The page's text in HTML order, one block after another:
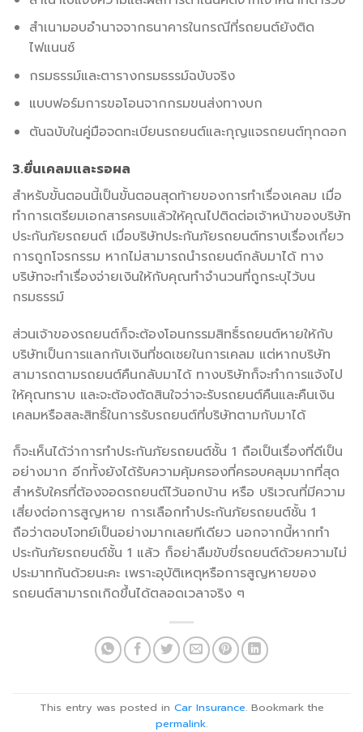
สำเนามอบอำนาจจากธนาคารในกรณีที่รถยนต์ยังติด
ไฟแนนซ์
กรมธรรม์และตารางกรมธรรม์ฉบับจริง
แบบฟอร์มการขอโอนจากกรมขนส่งทางบก
ตันฉบับในคู่มือจดทะเบียนรถยนต์และกุญแจรถยนต์ทุกดอก
3.ยื่นเคลมและรอผล
สำหรับขั้นตอนนี้เป็นขั้นตอนสุดท้ายของการทำเรื่องเคลม เมื่อ
ทำการเตรียมเอกสารครบแล้วให้คุณไปติดต่อเจ้าหน้าของบริษัท
ประกันภัยรถยนต์ เมื่อบริษัทประกันภัยรถยนต์ทราบเรื่องเกี่ยว
การถูกโจรกรรม หากไม่สามารถนำรถยนต์กลับมาได้ ทาง
บริษัทจะทำเรื่องจ่ายเงินให้กับคุณทำจำนวนที่ถูกระบุไว้บน
กรมธรรม์
ส่วนเจ้าของรถยนต์ก็จะต้องโอนกรรมสิทธิ์รถยนต์หายให้กับ
บริษัทเป็นการแลกกับเงินที่ชดเชยในการเคลม แต่หากบริษัท
สามารถตามรถยนต์คืนกลับมาได้ ทางบริษัทก็จะทำการแจ้งไป
ให้คุณทราบ และจะต้องตัดสินใจว่าจะรับรถยนต์คืนและคืนเงิน
เคลมหรือสละสิทธิ์ในการรับรถยนต์ที่บริษัทตามกับมาได้
ก็จะเห็นได้ว่าการทำประกันภัยรถยนต์ชั้น 1 ถือเป็นเรื่องที่ดีเป็น
อย่างมาก อีกทั้งยังได้รับความคุ้มครองที่ครอบคลุมมากที่สุด
สำหรับใครที่ต้องจอดรถยนต์ไว้นอกบ้าน หรือ บริเวณที่มีความ
เสี่ยงต่อการสูญหาย การเลือกทำประกันภัยรถยนต์ชั้น 1
ถือว่าตอบโจทย์เป็นอย่างมากเลยทีเดียว นอกจากนี้หากทำ
ประกันภัยรถยนต์ชั้น 1 แล้ว ก็อย่าลืมขับขี่รถยนต์ด้วยความไม่
ประมาทกันด้วยนะคะ เพราะอุบัติเหตุหรือการสูญหายของ
รถยนต์สามารถเกิดขึ้นได้ตลอดเวลาจริง ๆ
This entry was posted in Car Insurance. Bookmark the
permalink.